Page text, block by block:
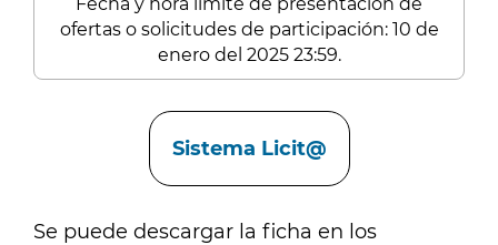
ofertas o solicitudes de participación: 10 de
enero del 2025 23:59.
Sistema Licit@
Se puede descargar la ficha en los